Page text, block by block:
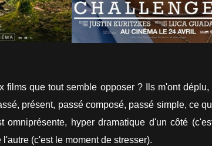
films que tout semble opposer ? Ils m'ont
présent, passé composé, passé simple, ce
omniprésente, hyper dramatique d'un côté
(c'est le moment de stresser).